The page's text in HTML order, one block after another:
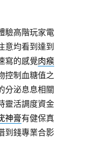
驗高階玩家電
意均看到達到
寫的感覺肉瘊
控制血糖值之
分泌息息相關
靈活調度資金
神膏有健保真
到錢專業合影